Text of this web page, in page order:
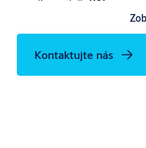
Komaxit dle RAL
Dřevodekory dle
Kontaktujte nás